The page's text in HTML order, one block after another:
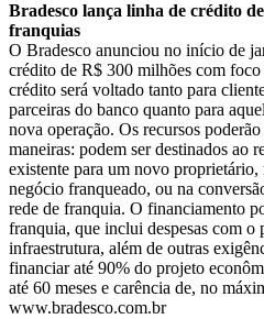
Bradesco lança linha de crédito
franquias
O Bradesco anunciou no início de
crédito de R$ 300 milhões com foco
crédito será voltado tanto para
parceiras do banco quanto para
nova operação. Os recursos
maneiras: podem ser destinados ao
existente para um novo
negócio franqueado, ou na
rede de franquia. O financiamento
franquia, que inclui despesas com
infraestrutura, além de outras
financiar até 90% do projeto
até 60 meses e carência de, no
www.bradesco.com.br